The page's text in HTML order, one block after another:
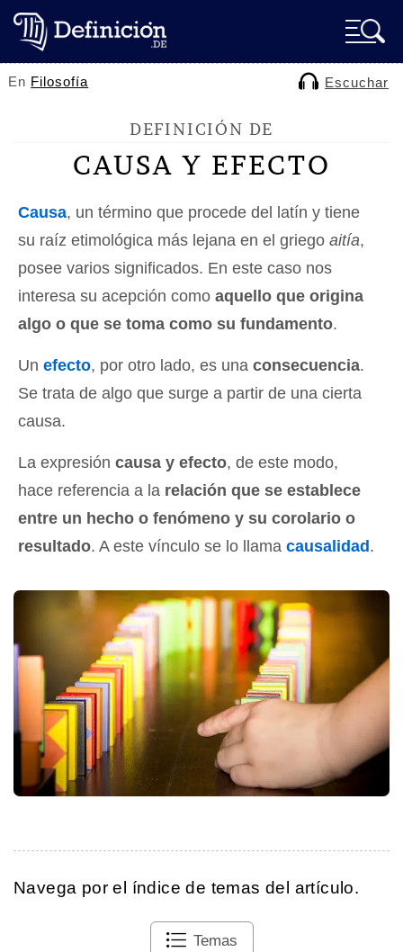
En Filosofía Escuchar
DEFINICIÓN DE
CAUSA Y EFECTO
Causa, un término que procede del latín y tiene
su raíz etimológica más lejana en el griego aitía,
posee varios significados. En este caso nos
interesa su acepción como aquello que origina
algo o que se toma como su fundamento.
Un efecto, por otro lado, es una consecuencia.
Se trata de algo que surge a partir de una cierta
causa.
La expresión causa y efecto, de este modo,
hace referencia a la relación que se establece
entre un hecho o fenómeno y su corolario o
resultado. A este vínculo se lo llama causalidad .
Navega por el índice de temas del artículo.
Temas